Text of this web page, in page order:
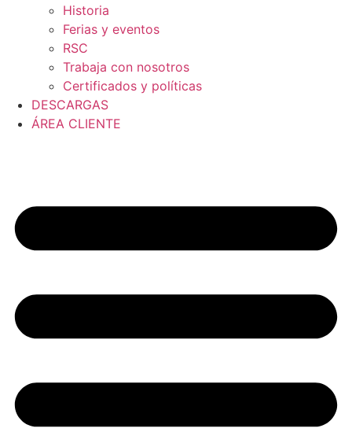
Historia
Ferias y eventos
RSC
Trabaja con nosotros
Certificados y políticas
DESCARGAS
ÁREA CLIENTE